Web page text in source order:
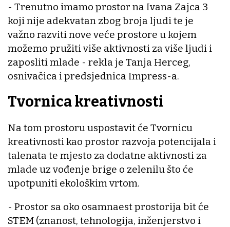
- Trenutno imamo prostor na Ivana Zajca 3
koji nije adekvatan zbog broja ljudi te je
važno razviti nove veće prostore u kojem
možemo pružiti više aktivnosti za više ljudi i
zaposliti mlade - rekla je Tanja Herceg,
osnivačica i predsjednica Impress-a.
Tvornica kreativnosti
Na tom prostoru uspostavit će Tvornicu
kreativnosti kao prostor razvoja potencijala i
talenata te mjesto za dodatne aktivnosti za
mlade uz vođenje brige o zelenilu što će
upotpuniti ekološkim vrtom.
- Prostor sa oko osamnaest prostorija bit će
STEM (znanost, tehnologija, inženjerstvo i